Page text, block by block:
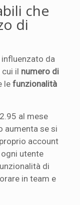
che
di
da
il numero di
lefunzionalità
al mese
aumenta se si
account
utente
di
in team e